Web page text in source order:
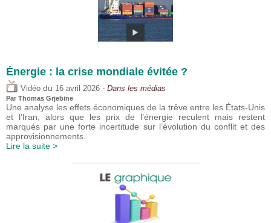
Énergie : la crise mondiale évitée ?
Vidéo du 16 avril 2026 - Dans les médias
Par Thomas Grjebine
Une analyse les effets économiques de la trêve entre les États-Unis
et l’Iran, alors que les prix de l’énergie reculent mais restent
marqués par une forte incertitude sur l’évolution du conflit et des
approvisionnements.
Lire la suite >